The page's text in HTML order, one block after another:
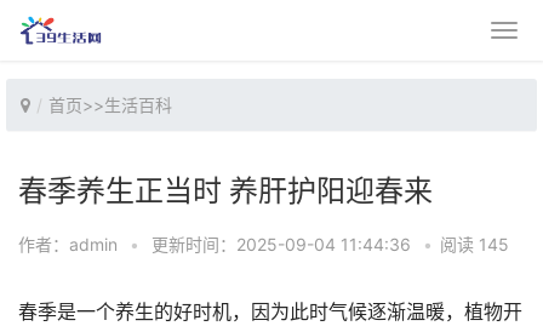
首页>>生活百科
春季养生正当时 养肝护阳迎春来
作者：admin • 更新时间：2025-09-04 11:44:36 • 阅读 145
春季是一个养生的好时机，因为此时气候逐渐温暖，植物开